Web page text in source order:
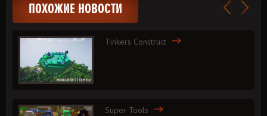
ПОХОЖИЕ НОВОСТИ
Tinkers Construct
Super Tools